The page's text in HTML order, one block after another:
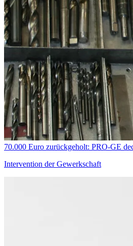
70.000 Euro zurückgeholt: PRO-GE
Intervention der Gewerkschaft